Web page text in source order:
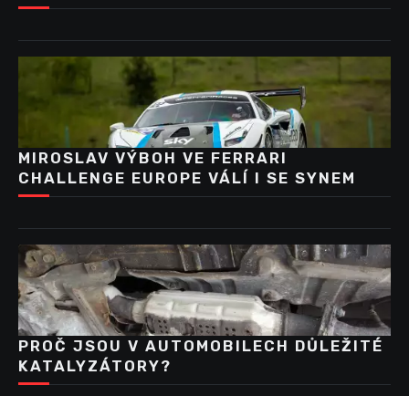
MIROSLAV VÝBOH VE FERRARI
CHALLENGE EUROPE VÁLÍ I SE SYNEM
PROČ JSOU V AUTOMOBILECH DŮLEŽITÉ
KATALYZÁTORY?